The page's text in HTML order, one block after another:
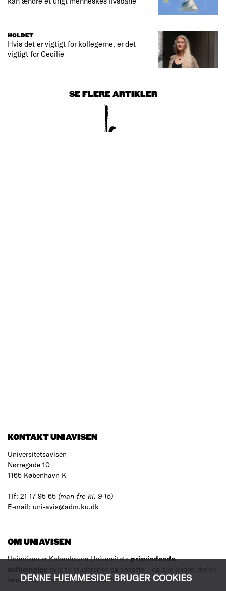
DENNE HJEMMESIDE BRUGER COOKIES
HOLDET
Hvis det er vigtigt for kollegerne, er det
vigtigt for Cecilie
SE FLERE ARTIKLER
KONTAKT UNIAVISEN
Universitetsavisen
Nørregade 10
1165 København K
Tlf: 21 17 95 65 (man-fre kl. 9-15)
E-mail: uni-avis@adm.ku.dk
OM UNIAVISEN
Uniavisen er Københavns Universitetsprisvindende,
uafhængige avis til studerende og ansatte – og alle andre, der vil
læse med.Læs mere om avisen her.